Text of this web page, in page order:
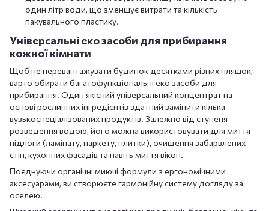
один літр води, що зменшує витрати та кількість
пакувального пластику.
Універсальні еко засоби для прибирання
кожної кімнати
Щоб не перевантажувати будинок десятками різних пляшок,
варто обирати багатофункціональні еко засоби для
прибирання. Один якісний універсальний концентрат на
основі рослинних інгредієнтів здатний замінити кілька
вузькоспеціалізованих продуктів. Залежно від ступеня
розведення водою, його можна використовувати для миття
підлоги (ламінату, паркету, плитки), очищення забарвлених
стін, кухонних фасадів та навіть миття вікон.
Поєднуючи органічні миючі формули з ергономічними
аксесуарами, ви створюєте гармонійну систему догляду за
оселею.